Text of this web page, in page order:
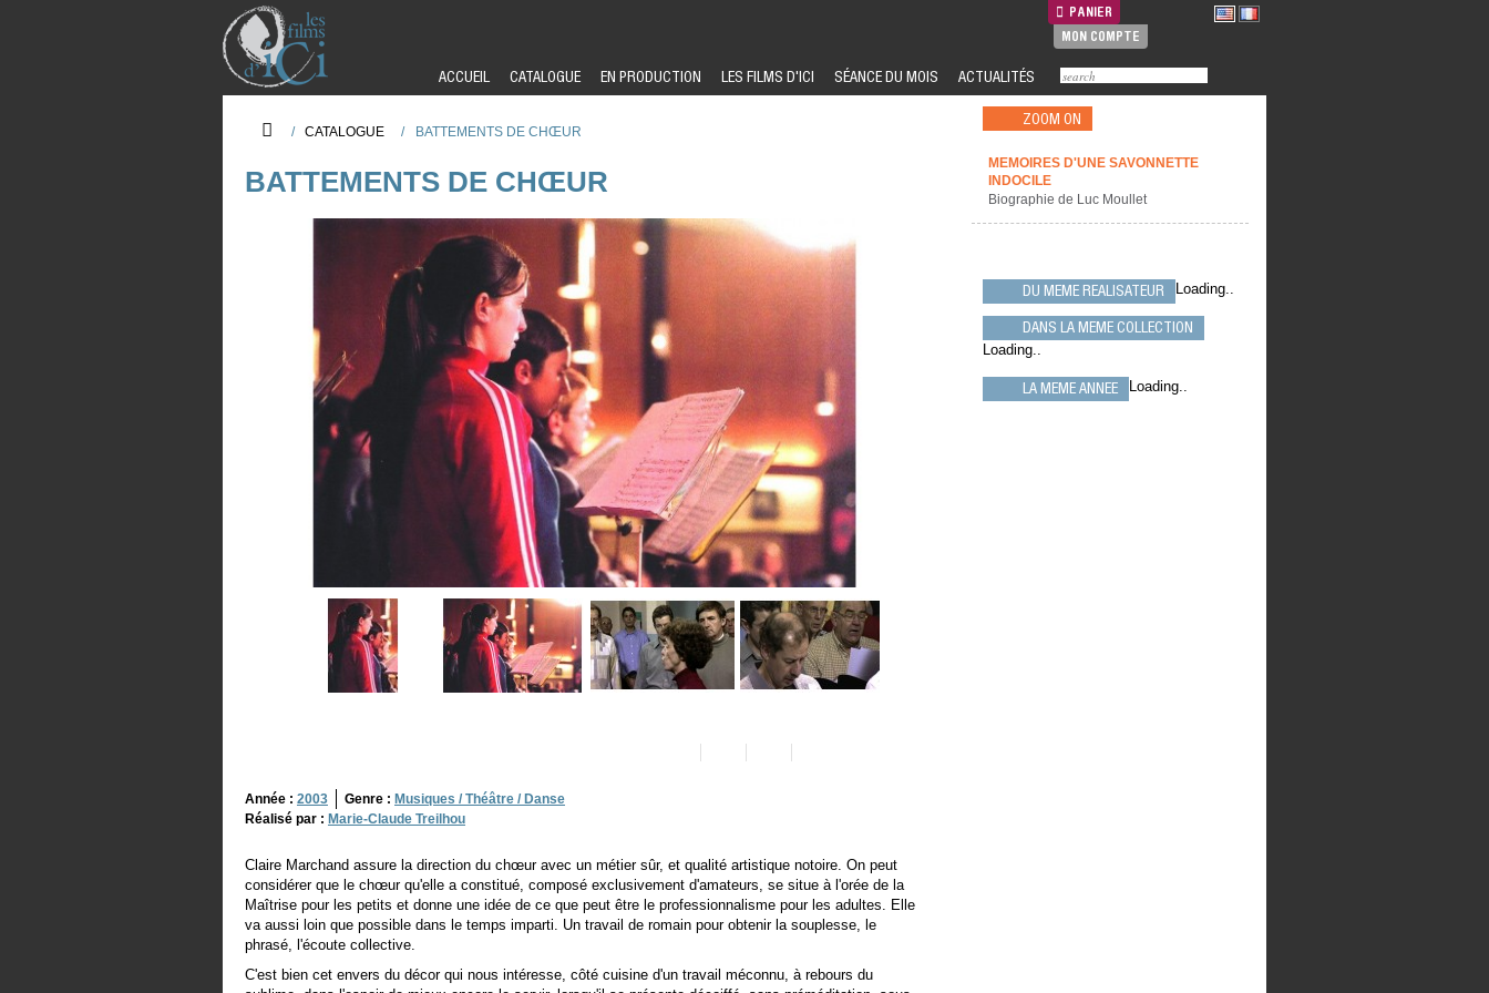
PANIER
MON COMPTE
ACCUEIL CATALOGUE EN PRODUCTION LES FILMS D'ICI SÉANCE DU MOIS ACTUALITÉS
/ CATALOGUE / BATTEMENTS DE CHŒUR
BATTEMENTS DE CHŒUR
Année : 2003 Genre : Musiques / Théâtre / Danse
Réalisé par : Marie-Claude Treilhou
Claire Marchand assure la direction du chœur avec un métier sûr, et qualité artistique notoire. On peut
considérer que le chœur qu'elle a constitué, composé exclusivement d'amateurs, se situe à l'orée de la
Maîtrise pour les petits et donne une idée de ce que peut être le professionnalisme pour les adultes. Elle
va aussi loin que possible dans le temps imparti. Un travail de romain pour obtenir la souplesse, le
phrasé, l'écoute collective.
C'est bien cet envers du décor qui nous intéresse, côté cuisine d'un travail méconnu, à rebours du
ZOOM ON
MEMOIRES D'UNE SAVONNETTE
INDOCILE
Biographie de Luc Moullet
DU MEME REALISATEUR Loading..
DANS LA MEME COLLECTION
Loading..
LA MEME ANNEE Loading..